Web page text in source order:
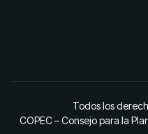
Todos los
COPEC – Consejo para la